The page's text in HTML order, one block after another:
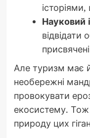
Науковий
відвідати
Але туризм має
необережні
провокувати
екосистему.
природу цих